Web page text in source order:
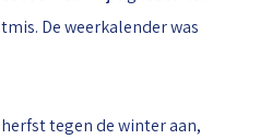
De weerkalender was
tegen de winter aan,